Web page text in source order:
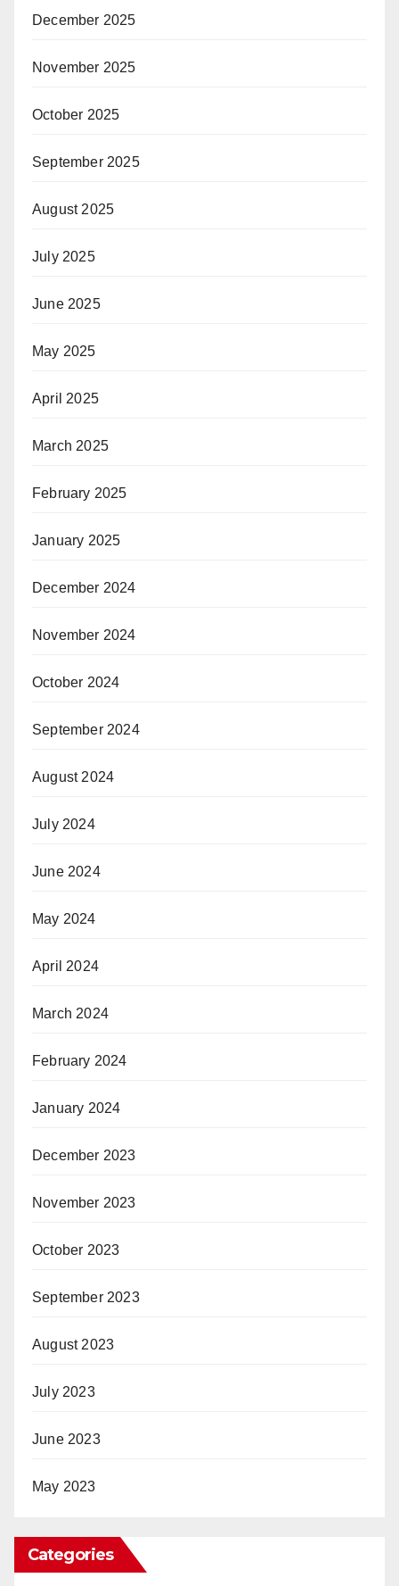
December 2025
November 2025
October 2025
September 2025
August 2025
July 2025
June 2025
May 2025
April 2025
March 2025
February 2025
January 2025
December 2024
November 2024
October 2024
September 2024
August 2024
July 2024
June 2024
May 2024
April 2024
March 2024
February 2024
January 2024
December 2023
November 2023
October 2023
September 2023
August 2023
July 2023
June 2023
May 2023
Categories